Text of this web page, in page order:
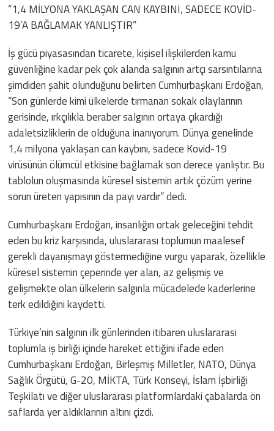
“1,4 MİLYONA YAKLAŞAN CAN KAYBINI, SADECE KOVİD-
19’A BAĞLAMAK YANLIŞTIR”
İş gücü piyasasından ticarete, kişisel ilişkilerden kamu
güvenliğine kadar pek çok alanda salgının artçı sarsıntılarına
şimdiden şahit olunduğunu belirten Cumhurbaşkanı Erdoğan,
“Son günlerde kimi ülkelerde tırmanan sokak olaylarının
gerisinde, ırkçılıkla beraber salgının ortaya çıkardığı
adaletsizliklerin de olduğuna inanıyorum. Dünya genelinde
1,4 milyona yaklaşan can kaybını, sadece Kovid-19
virüsünün ölümcül etkisine bağlamak son derece yanlıştır. Bu
tablolun oluşmasında küresel sistemin artık çözüm yerine
sorun üreten yapısının da payı vardır” dedi.
Cumhurbaşkanı Erdoğan, insanlığın ortak geleceğini tehdit
eden bu kriz karşısında, uluslararası toplumun maalesef
gerekli dayanışmayı göstermediğine vurgu yaparak, özellikle
küresel sistemin çeperinde yer alan, az gelişmiş ve
gelişmekte olan ülkelerin salgınla mücadelede kaderlerine
terk edildiğini kaydetti.
Türkiye’nin salgının ilk günlerinden itibaren uluslararası
toplumla iş birliği içinde hareket ettiğini ifade eden
Cumhurbaşkanı Erdoğan, Birleşmiş Milletler, NATO, Dünya
Sağlık Örgütü, G-20, MİKTA, Türk Konseyi, İslam İşbirliği
Teşkilatı ve diğer uluslararası platformlardaki çabalarda ön
saflarda yer aldıklarının altını çizdi.